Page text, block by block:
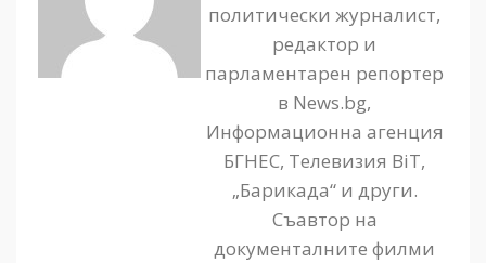
политически журналист,
редактор и
парламентарен репортер
в News.bg,
Информационна агенция
БГНЕС, Телевизия BiT,
„Барикада“ и други.
Съавтор на
документалните филми